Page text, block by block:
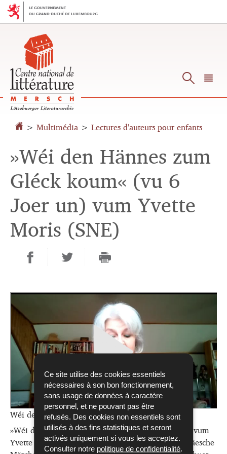
Ce site utilise des cookies essentiels
nécessaires à son bon fonctionnement,
sans usage de données à caractère
personnel, et ne pouvant pas être
refusés. Des cookies non essentiels sont
utilisés à des fins statistiques et seront
activés uniquement si vous les acceptez.
Consulter notre politique de confidentialité.
Aller
navigation
Aller
> Multimédia > Lectures d'auteurs pour enfants
»Wéi den Hännes zum
Gléck koum« (vu 6
Joer un) vum Yvette
Moris (SNE)
Wéi den Hännes zum Gléck koum
»Wéi den Hännes zum Gléck koum« ass nei erzielt vum
Yvette Moris. D’Märchen ass schonn a villen europäesche